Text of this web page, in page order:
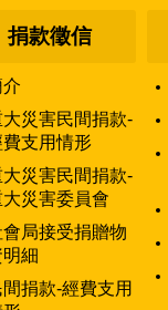
捐款徵信
大災害民間捐款-
費支用情形
大災害民間捐款-
大災害委員會
會局接受捐贈物
明細
間捐款-經費支用